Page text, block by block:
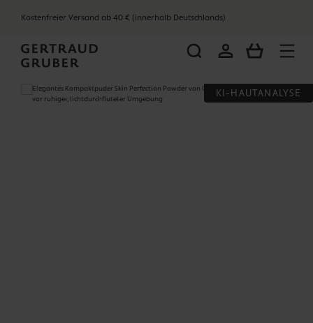
Kostenfreier Versand ab 40 € (innerhalb Deutschlands)
KI-HAUTANALYSE
Bildergalerie überspringen